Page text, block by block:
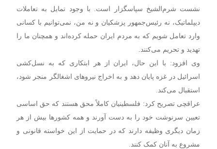
نشست شرم‌الشیخ سپاسگزار است. با وجود تمایل به تعاملات
دیپلماتیک، نه رئیس‌جمهور پزشکیان و نه من، نمی‌توانیم با کسانی
وارد تعامل شویم که به مردم ایران حمله کرده‌اند و همچنان ما را
تهدید و تحریم می‌کنند.
وی افزود: با این حال، ایران از هر ابتکاری که به نسل‌کشی
اسرائیل در غزه پایان دهد و به اخراج نیروهای اشغالگر منجر شود،
استقبال می‌کند.
عراقچی تصریح کرد: فلسطینیان کاملاً محق هستند که حق اساسی
تعیین سرنوشت خود را به دست آورند و همه کشورها بیش از هر
زمان دیگری وظیفه دارند که در حمایت از این خواسته قانونی و
مشروع به آنان کمک کنند.